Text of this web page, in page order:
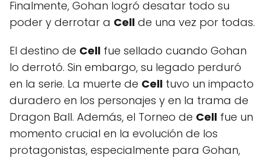
Finalmente, Gohan logró desatar todo su
poder y derrotar a Cell de una vez por todas.
El destino de Cell fue sellado cuando Gohan
lo derrotó. Sin embargo, su legado perduró
en la serie. La muerte de Cell tuvo un impacto
duradero en los personajes y en la trama de
Dragon Ball. Además, el Torneo de Cell fue un
momento crucial en la evolución de los
protagonistas, especialmente para Gohan,